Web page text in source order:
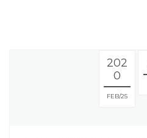
202
0
FEB 25